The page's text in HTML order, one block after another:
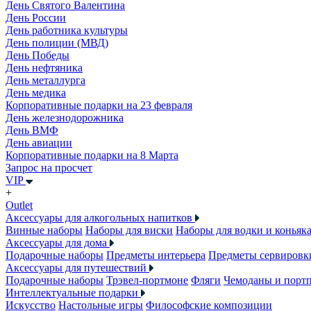
День Святого Валентина
День России
День работника культуры
День полиции (МВД)
День Победы
День нефтяника
День металлурга
День медика
Корпоративные подарки на 23 февраля
День железнодорожника
День ВМФ
День авиации
Корпоративные подарки на 8 Марта
Запрос на просчет
VIP
+
Outlet
Аксессуары для алкогольных напитков
Винные наборы Наборы для виски Наборы для водки и коньяка
Аксессуары для дома
Подарочные наборы Предметы интерьера Предметы
Аксессуары для путешествий
Подарочные наборы Трэвел-портмоне Фляги Чемоданы и
Интеллектуальные подарки
Искусство Настольные игры Философские композиции